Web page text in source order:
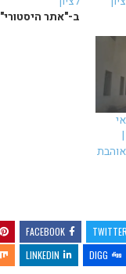
ב-"אתר היסטורי"
TWITTER
FACEBOOK
DIGG
LINKEDIN